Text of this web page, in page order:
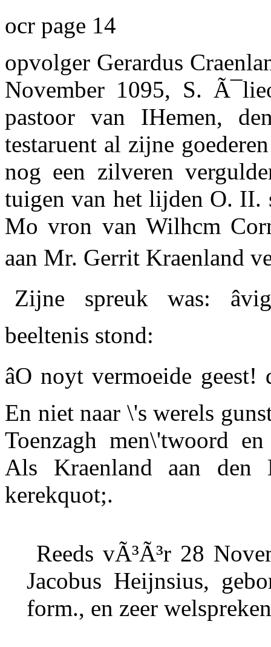
ocr page 14
opvolger Gerardus
November 1095, S.
pastoor van IHemen,
testaruent al zijne
nog een zilveren
tuigen van het lijden O. II.
Mo vron van Wilhcm
aan Mr. Gerrit Kraenland
Zijne spreuk was:
beeltenis stond:
âO noyt vermoeide
En niet naar \'s werels
Toenzagh men\'twoord en
Als Kraenland aan den
kerekquot;.
Reeds vÃ³Ã³r 28
Jacobus Heijnsius,
form., en zeer